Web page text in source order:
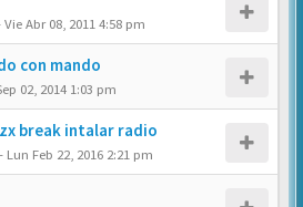
Vie Abr 08, 2011 4:58 pm
con mando
02, 2014 1:03 pm
break intalar radio
- Lun Feb 22, 2016 2:21 pm